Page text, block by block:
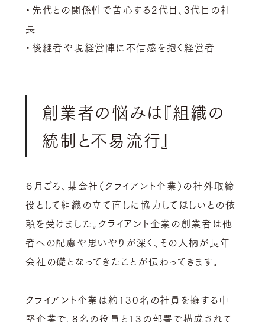
・先代との関係性で苦心する2代目、3代目の社
長
・後継者や現経営陣に不信感を抱く経営者
創業者の悩みは『組織の
統制と不易流行』
６月ごろ、某会社（クライアント企業）の社外取締
役として組織の立て直しに協力してほしいとの依
頼を受けました。クライアント企業の創業者は他
者への配慮や思いやりが深く、その人柄が長年
会社の礎となってきたことが伝わってきます。
クライアント企業は約130名の社員を擁する中
堅企業で、8名の役員と13の部署で構成されて